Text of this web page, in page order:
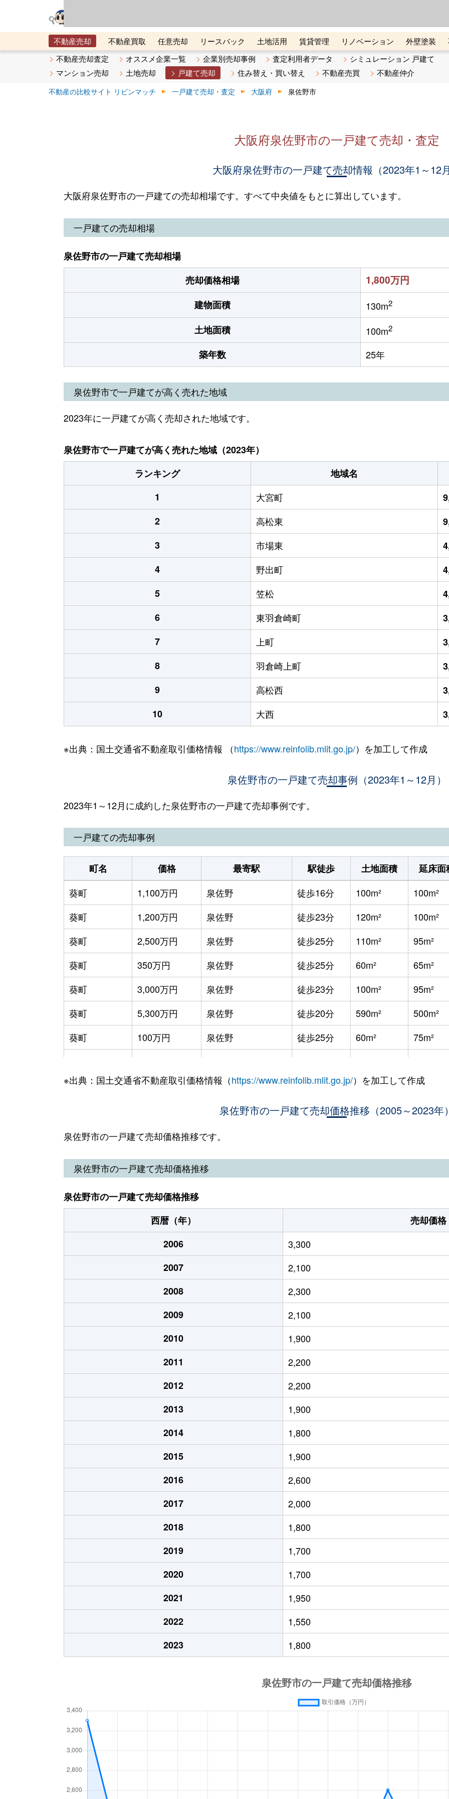
不動産売却 不動産買取 任意売却 リースバック 土地活用 賃貸管理 リノベーション 外壁塗装
メタ住宅展示場
ベスト不動産カンパニー オンライン講座 リビンマガジンBiz 不動産売却ご相談デスク
不動産売却査定 オススメ企業一覧 企業別売却事例 査定利用者データ
シミュレーション 戸建て
マンション売却
土地売却 戸建て売却 住み替え・買い替え 不動産売買 不動産仲介
不動産の比較サイト リビンマッチ 一戸建て売却・査定 大阪府 泉佐野市
大阪府泉佐野市の一戸建て売却・査定
大阪府泉佐野市の一戸建て売却情報（2023年1～12月
大阪府泉佐野市の一戸建ての売却相場です。すべて中央値をもとに算出しています。
一戸建ての売却相場
泉佐野市の一戸建て売却相場
売却価格相場
1,800万円
建物面積 130m2
土地面積 100m2
築年数 25年
泉佐野市で一戸建てが高く売れた地域
2023年に一戸建てが高く売却された地域です。
泉佐野市で一戸建てが高く売れた地域（2023年）
ランキング
地域名
1
大宮町
2
高松東
3
市場東
4
野出町
5
笠松
6
東羽倉崎町
7
上町
8
羽倉崎上町
9
高松西
10
大西
※出典：国土交通省不動産取引価格情報 （https://www.reinfolib.mlit.go.jp/）を加工して作成
泉佐野市の一戸建て売却事例（2023年1～12月）
2023年1～12月に成約した泉佐野市の一戸建て売却事例です。
一戸建ての売却事例
町名 価格 最寄駅 駅徒歩 土地面積 延床面
葵町
1,100万円 泉佐野 徒歩16分 100m² 100m²
葵町
1,200万円 泉佐野 徒歩23分 120m² 100m²
葵町
2,500万円 泉佐野 徒歩25分 110m² 95m²
葵町
350万円 泉佐野 徒歩25分 60m² 65m²
葵町
3,000万円 泉佐野 徒歩23分 100m² 95m²
葵町
5,300万円 泉佐野 徒歩20分 590m² 500m²
葵町
100万円 泉佐野 徒歩25分 60m² 75m²
旭町
1,400万円 泉佐野 徒歩7分 210m² -
熊取 徒歩23分 180m² 125m²
泉ケ丘
900万円 東佐野
泉ケ丘
2,200万円 東佐野 徒歩19分 150m² 110m²
泉ケ丘
10万円 東佐野 徒歩11分 85m² 85m²
泉ケ丘
12,000万円 東佐野 徒歩7分 1300m² 680m²
市場西
2,500万円 泉佐野 徒歩11分 85m² 230m²
市場東
4,800万円 泉佐野 徒歩24分 210m² 125m²
市場東
4,300万円 泉佐野 徒歩24分 230m² 110m²
上町
4,100万円 泉佐野 徒歩14分 130m² 105m²
上町
490万円 泉佐野 徒歩6分 40m² 80m²
上町
3,800万円 泉佐野 徒歩16分 230m² 115m²
上町
3,500万円 泉佐野 徒歩9分 105m² 95m²
上町
3,000万円 泉佐野 徒歩9分 105m² 95m²
大西
3,900万円 泉佐野 徒歩11分 115m² 100m²
大西
2,200万円 泉佐野 徒歩8分 290m² 175m²
大宮町
19,000万円 泉佐野 徒歩6分 460m² 600m²
大宮町
100万円 泉佐野 徒歩3分 40m² 30m²
笠松
3,600万円 泉佐野 徒歩15分 120m² 100m²
笠松
4,700万円 泉佐野 徒歩14分 145m² 110m²
春日町
50万円 泉佐野 徒歩12分 45m² 35m²
1,800万円
1,400万円 徒歩5分
徒歩14分 70m²
上瓦屋
400万円 熊取 徒歩12分 70m² 70m²
上瓦屋
上瓦屋
※出典：国土交通省不動産取引価格情報（https://www.reinfolib.mlit.go.jp/）を加工して作成
泉佐野市の一戸建て売却価格推移（2005～2023年）
泉佐野市の一戸建て売却価格推移です。
泉佐野市の一戸建て売却価格推移
泉佐野市の一戸建て売却価格推移
西暦（年）
売却価格
2006
3,300
2007
2,100
2008
2,300
2009
2,100
2010
1,900
2011
2,200
2012
2,200
2013
1,900
2014
1,800
2015
1,900
2016
2,600
2017
2,000
2018
1,800
2019
1,700
2020
1,700
2021
1,950
2022
1,550
2023
1,800